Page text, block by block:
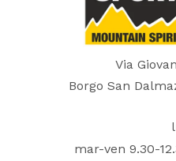
Via
Borgo San
mar-ven 9.30-